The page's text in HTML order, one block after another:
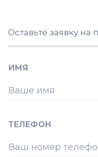
Оставьте заявку
ИМЯ
ТЕЛЕФОН